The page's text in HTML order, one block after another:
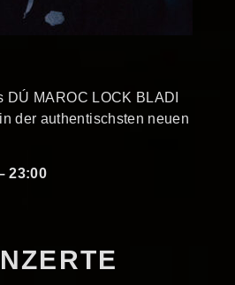
DÚ MAROC LOCK BLADI
der authentischsten neuen
23:00